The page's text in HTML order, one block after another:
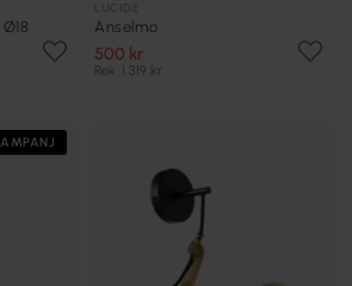
Anselmo
500 kr
Rek. 1 319 kr